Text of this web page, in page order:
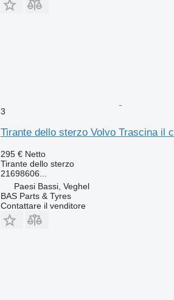
3
Tirante dello sterzo Volvo Trascina il
295 € Netto
Tirante dello sterzo
21698606...
Paesi Bassi, Veghel
BAS Parts & Tyres
Contattare il venditore